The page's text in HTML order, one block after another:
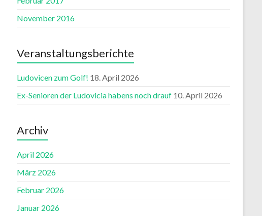
November 2016
Veranstaltungsberichte
Ludovicen zum Golf! 18. April 2026
Ex-Senioren der Ludovicia habens noch drauf 10. April 2026
Archiv
April 2026
März 2026
Februar 2026
Januar 2026